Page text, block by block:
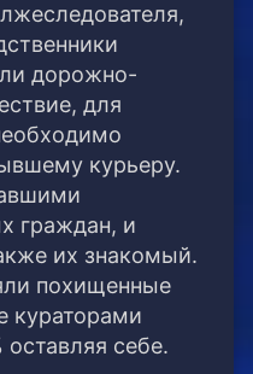
дорожно-
для
курьеру.
граждан, и
их знакомый.
похищенные
кураторами
оставляя себе.